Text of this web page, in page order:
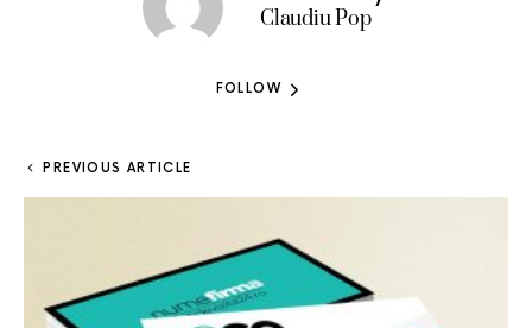
Claudiu Pop
FOLLOW
PREVIOUS ARTICLE